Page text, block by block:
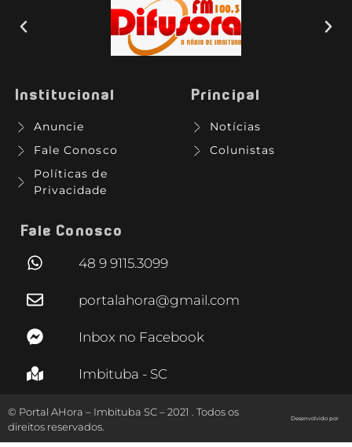
Institucional
Anuncie
Fale Conosco
Políticas de
Privacidade
Principal
Notícias
Colunistas
Fale Conosco
48 9 9115.3099
portalahora@gmail.com
Inbox no Facebook
Imbituba - SC
© Portal AHora – Imbituba SC – 2021 . Todos os
direitos reservados.
Desenvolvido por